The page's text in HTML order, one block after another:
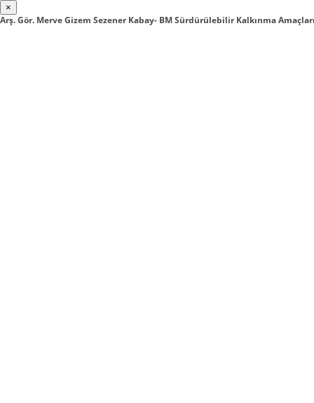
×
Arş. Gör. Merve Gizem Sezener Kabay- BM Sürdürülebilir Kalkınma Amaçları